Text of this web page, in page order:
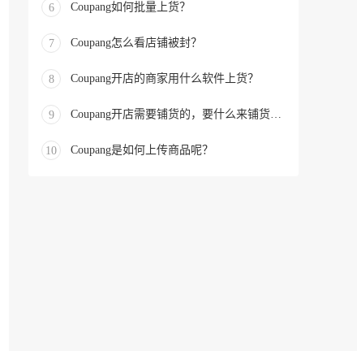
6 Coupang如何批量上货？
7 Coupang怎么看店铺被封？
8 Coupang开店的商家用什么软件上货？
9
10 Coupang是如何上传商品呢？